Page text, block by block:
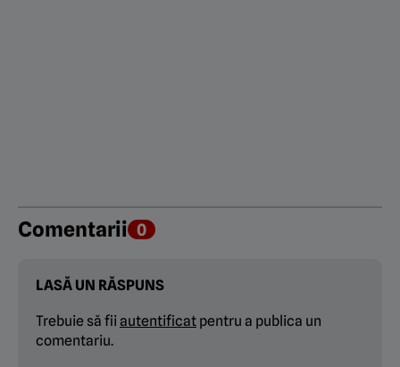
Comentarii 0
LASĂ UN RĂSPUNS
Trebuie să fii autentificat pentru a publica un
comentariu.